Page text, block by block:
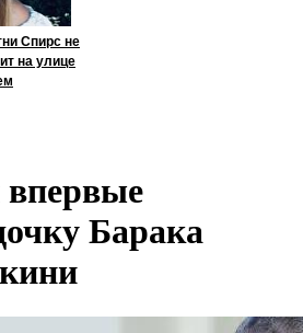
Спирс не
на улице
Барака